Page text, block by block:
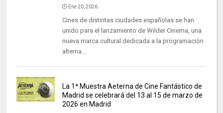
Ene 20, 2026
Cines de distintas ciudades españolas se han
unido para el lanzamiento de Wilder Cinema, una
nueva marca cultural dedicada a la programación
alterna...
La 1ª Muestra Aeterna de Cine Fantástico de
Madrid se celebrará del 13 al 15 de marzo de
2026 en Madrid